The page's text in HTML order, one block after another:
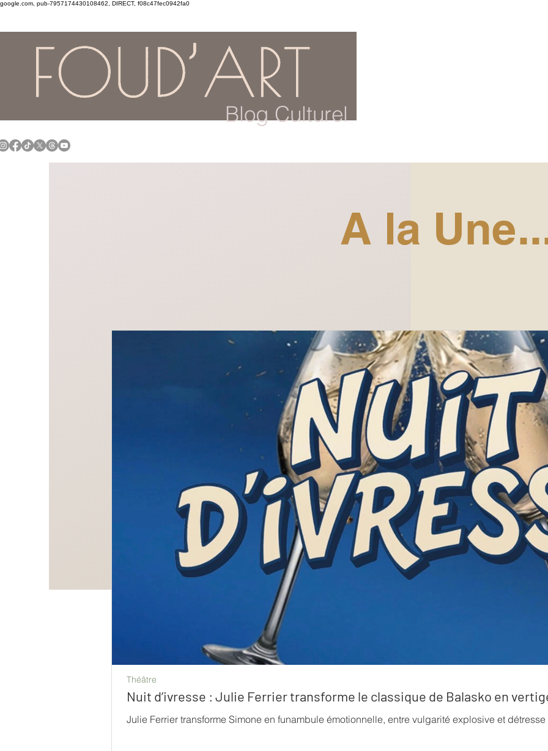
google.com, pub-7957174430108462, DIRECT, f08c47fec0942fa0
Blog Culturel
Nuit d’ivresse : Julie Ferrier transforme le classique de Balasko en
Julie Ferrier transforme Simone en funambule émotionnelle, entre vulgarité explosive et
Théâtre
A la